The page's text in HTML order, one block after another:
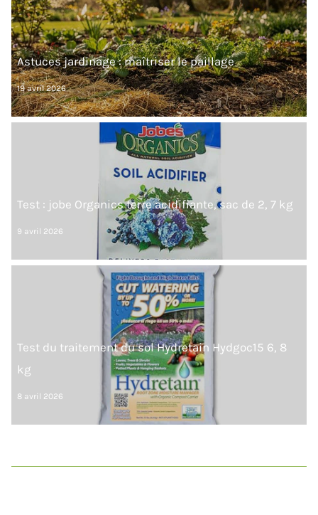
Astuces jardinage : maîtriser le paillage
19 avril 2026
Test : jobe Organics terre acidifiante, sac de 2, 7 kg
9 avril 2026
Test du traitement du sol Hydretain Hydgoc15 6, 8
kg
8 avril 2026